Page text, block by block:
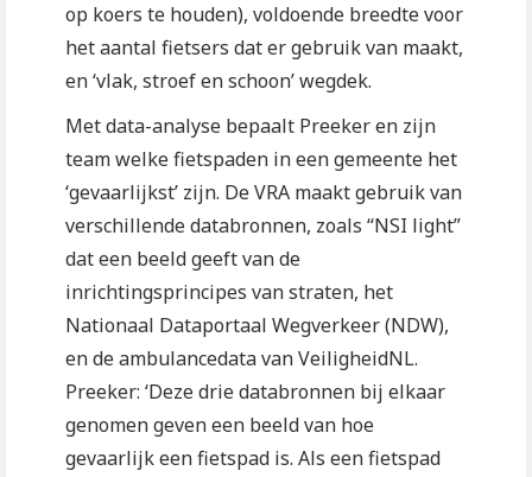
op koers te houden), voldoende breedte voor
het aantal fietsers dat er gebruik van maakt,
en ‘vlak, stroef en schoon’ wegdek.
Met data-analyse bepaalt Preeker en zijn
team welke fietspaden in een gemeente het
‘gevaarlijkst’ zijn. De VRA maakt gebruik van
verschillende databronnen, zoals “NSI light”
dat een beeld geeft van de
inrichtingsprincipes van straten, het
Nationaal Dataportaal Wegverkeer (NDW),
en de ambulancedata van VeiligheidNL.
Preeker: ‘Deze drie databronnen bij elkaar
genomen geven een beeld van hoe
gevaarlijk een fietspad is. Als een fietspad